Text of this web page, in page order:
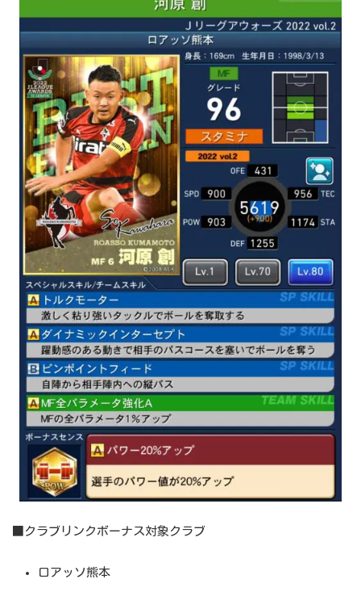
■クラブリンクボーナス対象クラブ
ロアッソ熊本